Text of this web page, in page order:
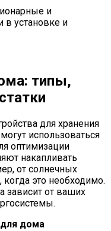
и
в установке и
типы,
для хранения
использоваться
оптимизации
накапливать
от солнечных
когда это необходимо.
зависит от ваших
дома